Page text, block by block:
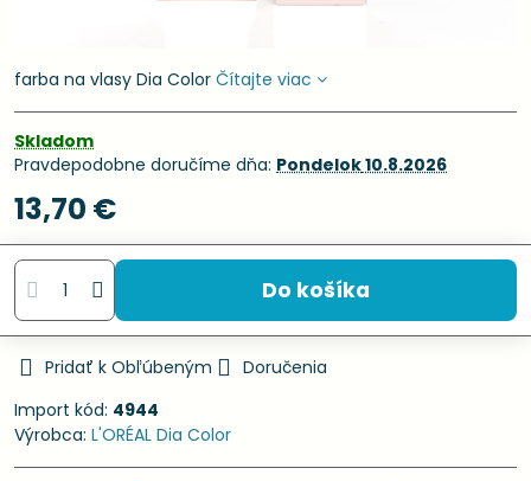
farba na vlasy Dia Color Čítajte viac
Skladom
Pravdepodobne doručíme dňa: Pondelok10.8.2026
13,70 €
Do košíka
Pridať k Obľúbeným
Doručenia
Import kód: 4944
Výrobca: L'ORÉAL Dia Color